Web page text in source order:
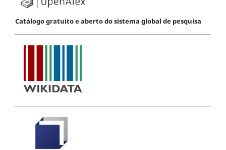
Catálogo gratuito e aberto do sistema global de pesquisa